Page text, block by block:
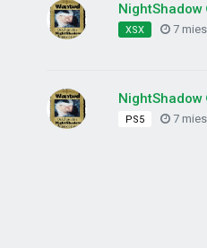
NightShadow
XSX 7
NightShadow
PS5 7